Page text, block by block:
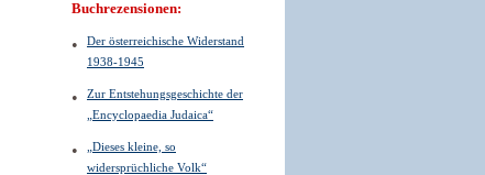
Buchrezensionen:
Der österreichische Widerstand
1938-1945
Zur Entstehungsgeschichte der
„Encyclopaedia Judaica“
„Dieses kleine, so
widersprüchliche Volk“